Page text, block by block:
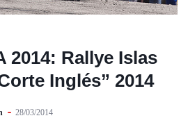
2014: Rallye Islas
Inglés” 2014
28/03/2014